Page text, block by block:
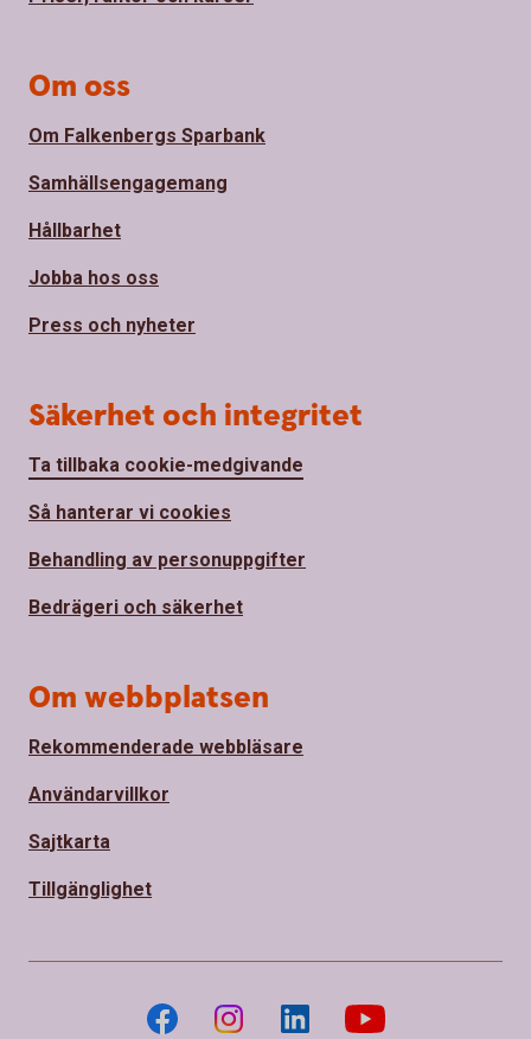
Om oss
Om Falkenbergs Sparbank
Samhällsengagemang
Hållbarhet
Jobba hos oss
Press och nyheter
Säkerhet och integritet
Ta tillbaka cookie-medgivande
Så hanterar vi cookies
Behandling av personuppgifter
Bedrägeri och säkerhet
Om webbplatsen
Rekommenderade webbläsare
Användarvillkor
Sajtkarta
Tillgänglighet